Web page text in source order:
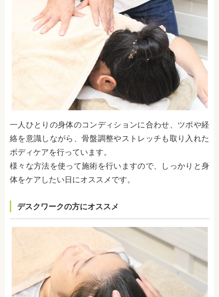
一人ひとりの身体のコンディションに合わせ、ツボや経
絡を意識しながら、骨盤調整やストレッチも取り入れた
ボディケアを行っています。
様々な方法を使って施術を行いますので、しっかりと身
体をケアしたい日にオススメです。
デスクワークの方にオススメ